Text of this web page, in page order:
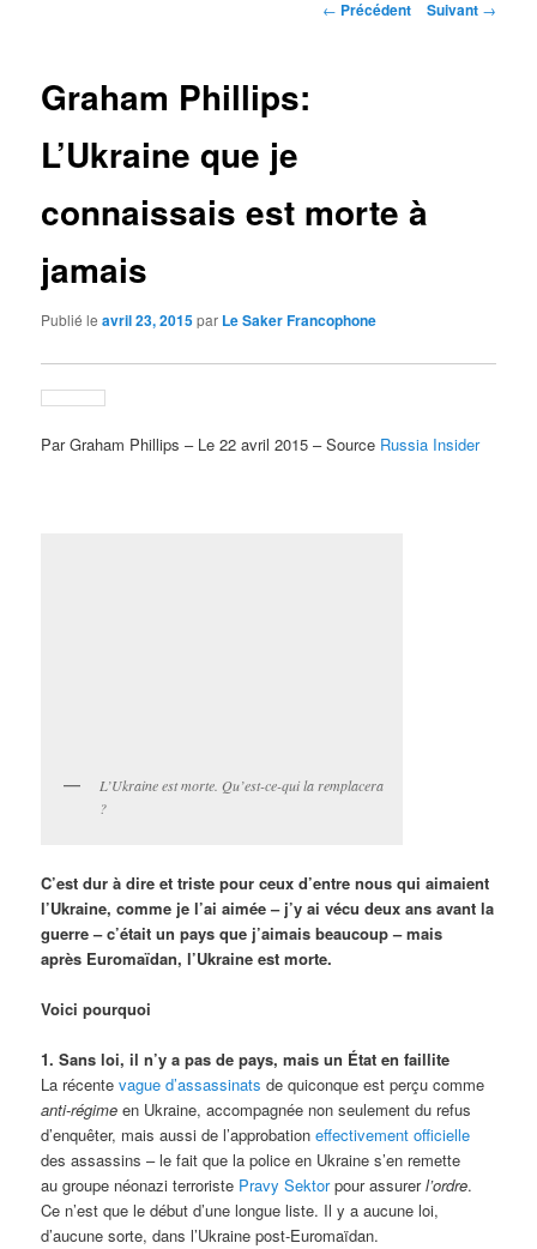
Navigation
← Précédent Suivant →
Graham Phillips:
L’Ukraine que je
connaissais est morte à
jamais
Publié leavril 23, 2015par Le Saker Francophone
Par Graham Phillips – Le 22 avril 2015 – Source Russia Insider
L’Ukraine est morte. Qu’est-ce-qui la remplacera
?
C’est dur à dire et triste pour ceux d’entre nous qui aimaient
l’Ukraine, comme je l’ai aimée – j’y ai vécu deux ans avant la
guerre – c’était un pays que j’aimais beaucoup – mais
après Euromaïdan, l’Ukraine est morte.
Voici pourquoi
1. Sans loi, il n’y a pas de pays, mais un État en faillite
La récentevague d’assassinats de quiconque est perçu comme
anti-régime en Ukraine, accompagnée non seulement du refus
d’enquêter, mais aussi de l’approbationeffectivement officielle
des assassins – le fait que la police en Ukraine s’en remette
au groupe néonazi terroriste Pravy Sektorpour assurerl’ordre.
Ce n’est que le début d’une longue liste. Il y a aucune loi,
d’aucune sorte, dans l’Ukraine post-Euromaïdan.